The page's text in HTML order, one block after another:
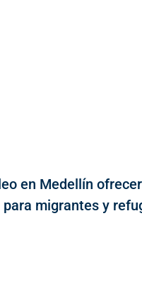
en Medellín
migrantes y